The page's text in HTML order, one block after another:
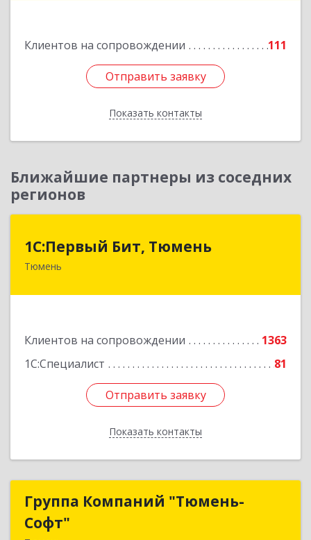
Клиентов на сопровождении 111
Отправить заявку
Показать контакты
Подробнее
Отправить заявку
Назад
Ближайшие партнеры из соседних
регионов
1С:Первый Бит, Тюмень
Тюмень
Клиентов на сопровождении
1363
1С:Специалист
81
Отправить заявку
Показать контакты
1С:Первый Бит, Тюмень
625000, Тюменская обл, Тюмень г, Республики
Отправить заявку
Назад
Группа Компаний "Тюмень-
Софт"
Группа Компаний "Тюмень-